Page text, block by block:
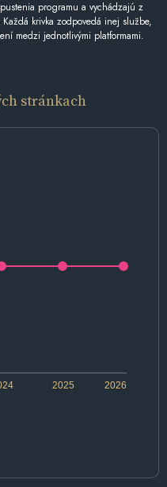
programu a vychádzajú z
krivka zodpovedá inej službe,
medzi jednotlivými platformami.
stránkach
2026
2025